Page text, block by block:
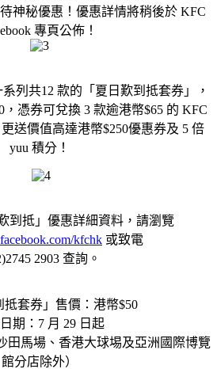
神秘優惠！優惠詳情將稍後於 KFC
專頁公佈！
列共12 款的「夏日歎到抵套券」，
憑券可兌換 3 款逾港幣$65 的 KFC
送價值高達港幣$250優惠券及 5 倍
yuu 積分！
到抵」優惠詳細資料，請瀏覽
kfchk 或致電
2903 查詢。
抵套券」售價：港幣$50
期：7 月 29 日起
田馬場、香港大球埸及亞洲國際博覽
館分店除外）